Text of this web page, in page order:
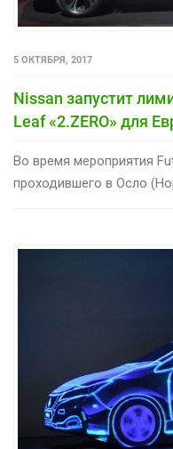
5 ОКТЯБРЯ, 2017
Nissan запустит
Leaf «2.ZERO» для
Во время мероприятия
проходившего в Осло